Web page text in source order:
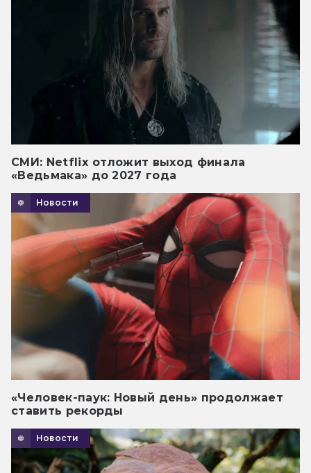
СМИ: Netflix отложит выход финала
«Ведьмака» до 2027 года
Новости
«Человек-паук: Новый день» продолжает
ставить рекорды
Новости